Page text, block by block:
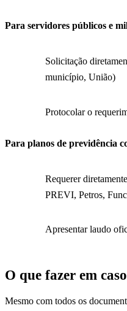
Para servidores públicos e
Solicitação
município, União)
Protocolar o
Para planos de previdência
Requerer
PREVI, Petros,
Apresentar laudo
O que fazer em
Mesmo com todos os